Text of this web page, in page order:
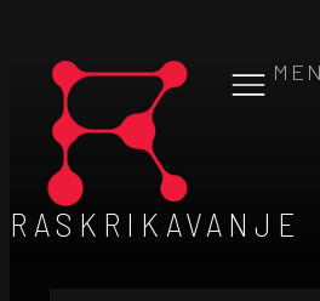
RASKRIKAVANJE